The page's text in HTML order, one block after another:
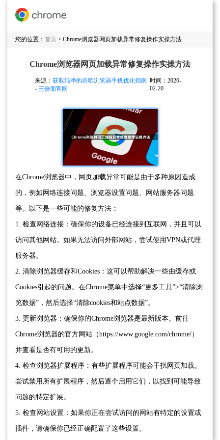
您的位置： 首页 > Chrome浏览器网页加载异常修复操作实操方法
Chrome浏览器网页加载异常修复操作实操方法
来源： 获取纯净的谷歌浏览器手机优化指南
- 三倍阁官网
时间：2026-
02-20
在Chrome浏览器中，网页加载异常可能是由于多种原因造成
的，例如网络连接问题、浏览器设置问题、网站服务器问题
等。以下是一些可能的修复方法：
1. 检查网络连接：确保你的设备已经连接到互联网，并且可以
访问其他网站。如果无法访问外部网站，尝试使用VPN或代理
服务器。
2. 清除浏览器缓存和Cookies：这可以帮助解决一些由缓存或
Cookies引起的问题。在Chrome菜单中选择“更多工具”>“清除浏
览数据”，然后选择“清除cookies和站点数据”。
3. 更新浏览器：确保你的Chrome浏览器是最新版本。前往
Chrome浏览器的官方网站（https://www.google.com/chrome/）
并查看是否有可用的更新。
4. 检查浏览器扩展程序：有些扩展程序可能会干扰网页加载。
尝试禁用所有扩展程序，然后逐个启用它们，以找到可能导致
问题的特定扩展。
5. 检查网站设置：如果你正在尝试访问的网站有特定的设置或
插件，请确保你已经正确配置了这些设置。